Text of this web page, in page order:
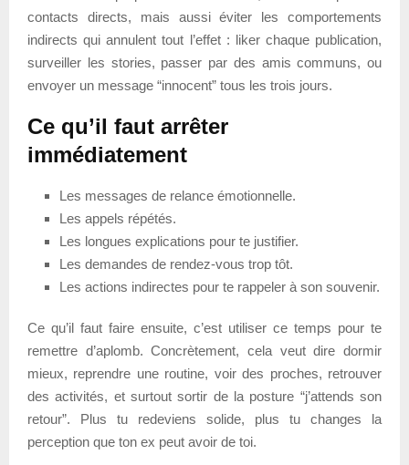
contacts directs, mais aussi éviter les comportements
indirects qui annulent tout l’effet : liker chaque publication,
surveiller les stories, passer par des amis communs, ou
envoyer un message “innocent” tous les trois jours.
Ce qu’il faut arrêter
immédiatement
Les messages de relance émotionnelle.
Les appels répétés.
Les longues explications pour te justifier.
Les demandes de rendez-vous trop tôt.
Les actions indirectes pour te rappeler à son souvenir.
Ce qu’il faut faire ensuite, c’est utiliser ce temps pour te
remettre d’aplomb. Concrètement, cela veut dire dormir
mieux, reprendre une routine, voir des proches, retrouver
des activités, et surtout sortir de la posture “j’attends son
retour”. Plus tu redeviens solide, plus tu changes la
perception que ton ex peut avoir de toi.